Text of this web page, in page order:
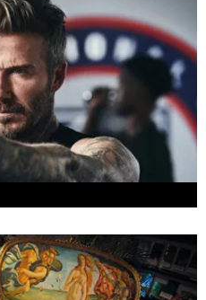
annat Mark Wahlberg och
framgångar med sina